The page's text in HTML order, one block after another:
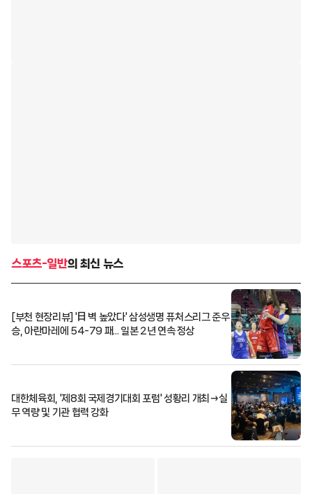
스포츠-일반의 최신 뉴스
[부천 현장리뷰] '日 벽 높았다' 삼성생명 퓨처스리그 준우
승, 아란마레에 54-79 패... 일본 2년 연속 정상
대한체육회, '제8회 국제경기대회 포럼' 성황리 개최→실
무 역량 및 기관 협력 강화